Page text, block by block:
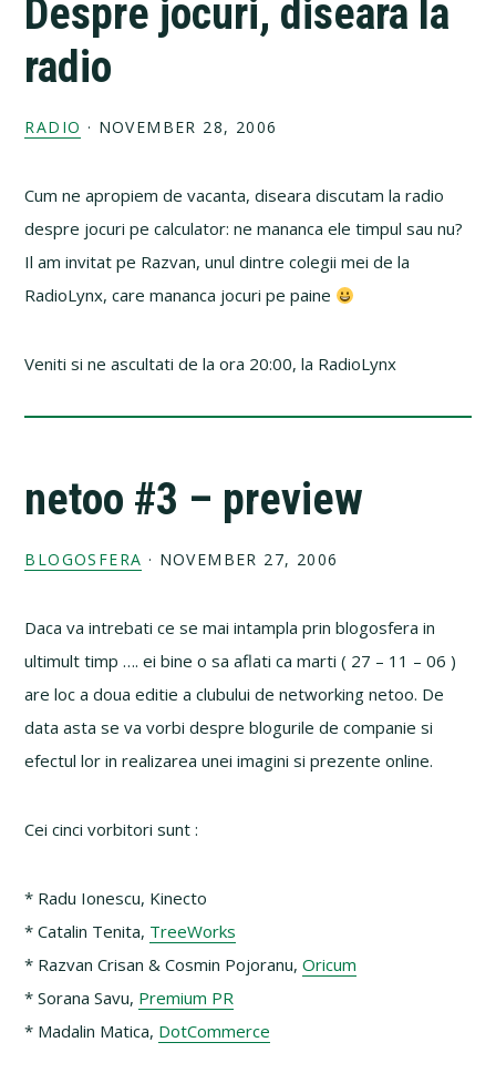
Despre jocuri, diseara la
radio
RADIO · NOVEMBER 28, 2006
Cum ne apropiem de vacanta, diseara discutam la radio
despre jocuri pe calculator: ne mananca ele timpul sau nu?
Il am invitat pe Razvan, unul dintre colegii mei de la
RadioLynx, care mananca jocuri pe paine
Veniti si ne ascultati de la ora 20:00, la RadioLynx
netoo #3 – preview
BLOGOSFERA · NOVEMBER 27, 2006
Daca va intrebati ce se mai intampla prin blogosfera in
ultimult timp …. ei bine o sa aflati ca marti ( 27 – 11 – 06 )
are loc a doua editie a clubului de networking netoo. De
data asta se va vorbi despre blogurile de companie si
efectul lor in realizarea unei imagini si prezente online.
Cei cinci vorbitori sunt :
* Radu Ionescu, Kinecto
* Catalin Tenita, TreeWorks
* Razvan Crisan & Cosmin Pojoranu,Oricum
* Sorana Savu, Premium PR
* Madalin Matica, DotCommerce